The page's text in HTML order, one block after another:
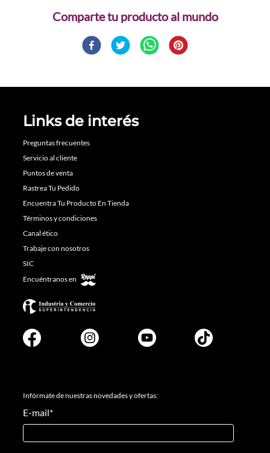
Comparte
Links de interés
Preguntas frecuentes
Servicio al cliente
Puntos de venta
Rastrea Tu Pedido
Encuentra Tu Producto En Tienda
Términos y condiciones
Canal ético
Trabaje con nosotros
SIC
Encuéntranos en
Infórmate de nuestras novedades y ofertas:
E-mail*